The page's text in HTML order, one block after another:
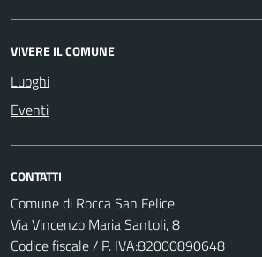
VIVERE IL COMUNE
Luoghi
Eventi
CONTATTI
Comune di Rocca San Felice
Via Vincenzo Maria Santoli, 8
Codice fiscale / P. IVA:82000890648